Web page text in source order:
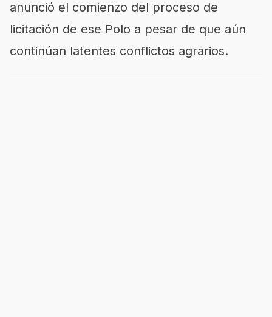
anunció el comienzo del proceso de
licitación de ese Polo a pesar de que aún
continúan latentes conflictos agrarios.